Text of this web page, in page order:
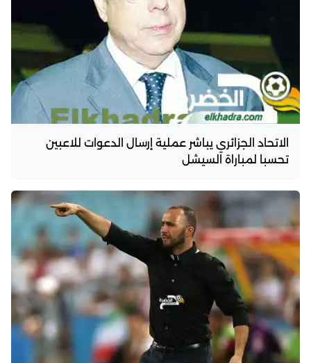
الاتحاد الجزائري يباشر عملية إرسال الدعوات للاعبين
تحسبا لمباراة السيشل